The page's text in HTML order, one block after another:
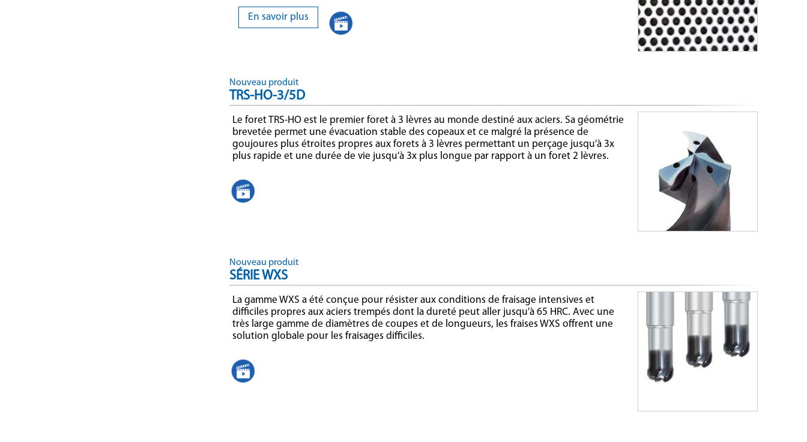
En savoir plus
Nouveau produit
TRS-HO-3/5D
Le foret TRS-HO est le premier foret à 3 lèvres au monde destiné aux aciers. Sa géométrie
brevetée permet une évacuation stable des copeaux et ce malgré la présence de
goujoures plus étroites propres aux forets à 3 lèvres permettant un perçage jusqu'à 3x
plus rapide et une durée de vie jusqu'à 3x plus longue par rapport à un foret 2 lèvres.
Nouveau produit
SÉRIE WXS
La gamme WXS a été conçue pour résister aux conditions de fraisage intensives et
difficiles propres aux aciers trempés dont la dureté peut aller jusqu'à 65 HRC. Avec une
très large gamme de diamètres de coupes et de longueurs, les fraises WXS offrent une
solution globale pour les fraisages difficiles.